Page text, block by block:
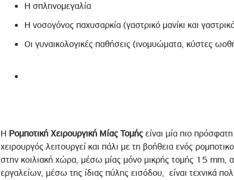
Η σπληνομεγαλία
Η νοσογόνος παχυσαρκία (γαστρικό μανίκι και
Οι γυναικολογικές παθήσεις (ινομυώματα, κύστες
Η Ρομποτική Χειρουργική Μίας Τομήςείναι μία πιο
χειρουργός λειτουργεί και πάλι με τη βοήθεια ενός
στην κοιλιακή χώρα, μέσω μίας μόνο μικρής τομής 15 mm,
εργαλείων, μέσω της ίδιας πύλης εισόδου, είναι τεχνικά